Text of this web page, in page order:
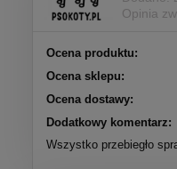
Opinia
Ocena produktu:
Ocena sklepu:
Ocena dostawy:
Dodatkowy komentarz:
Wszystko przebiegło